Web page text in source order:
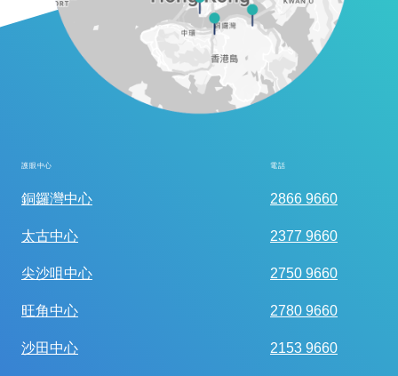
護眼中心 電話
銅鑼灣中心 2866 9660
太古中心 2377 9660
尖沙咀中心 2750 9660
旺角中心 2780 9660
沙田中心 2153 9660